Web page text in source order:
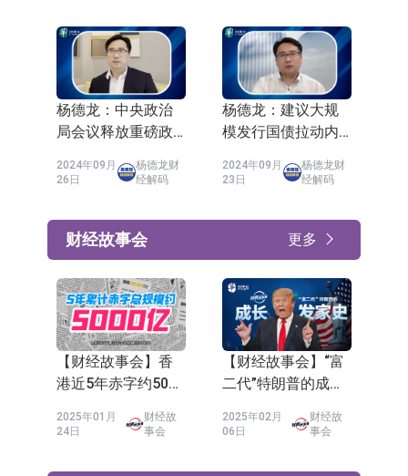
杨德龙：中央政治
局会议释放重磅政
量大涨确立上行趋
2024年09月
26日
杨德龙财
经解码
杨德龙：建议大规
模发行国债拉动内
济增长趋势(2)
2024年09月
23日
杨德龙财
经解码
财经故事会 更多
【财经故事会】香
港近5年赤字约5000
支，影响有多大?
2025年01月
24日
财经故
事会
【财经故事会】“富
二代”特朗普的成长
2025年02月
06日
财经故
事会